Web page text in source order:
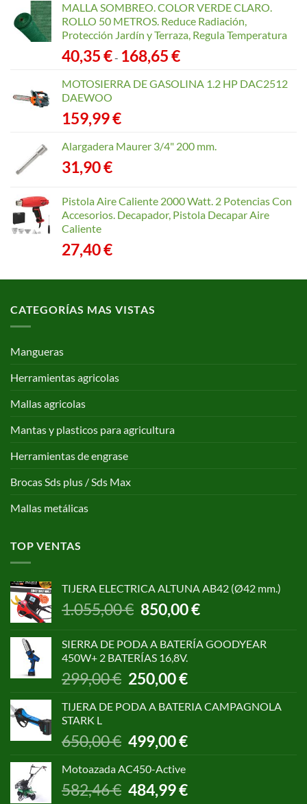
MALLA SOMBREO. COLOR VERDE CLARO.
ROLLO 50 METROS. Reduce Radiación,
Protección Jardín y Terraza, Regula Temperatura
40,35€- 168,65€Rango
precios:
MOTOSIERRA DE GASOLINA 1.2 HP DAC2512
DAEWOO
159,99€
Alargadera Maurer 3/4" 200 mm.
31,90€
Pistola Aire Caliente 2000 Watt. 2 Potencias Con
Accesorios. Decapador, Pistola Decapar Aire
Caliente
27,40€
CATEGORÍAS MAS VISTAS
Mangueras
Herramientas agricolas
Mallas agricolas
Mantas y plasticos para agricultura
Herramientas de engrase
Brocas Sds plus / Sds Max
Mallas metálicas
TOP VENTAS
TIJERA ELECTRICA ALTUNA AB42 (Ø42 mm.)
1.055,00€ El
precio
era:
1.055,00 €.
850,00€El
precio
es:
SIERRA DE PODA A BATERÍA GOODYEAR
450W+ 2 BATERÍAS 16,8V.
299,00€ El
precio
original
250,00€El
precio
actual
TIJERA DE PODA A BATERIA CAMPAGNOLA
STARK L
650,00€
El
precio
original
650,00 €.
499,00€El
precio
499,00 €.
Motoazada AC450-Active
582,46€
El
precio
484,99€El
precio